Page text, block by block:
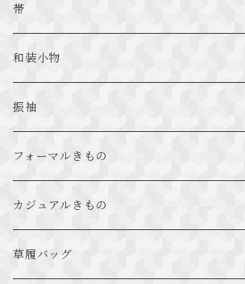
プレタ
絞り
特選浴衣
帯
袋帯
名古屋帯
半幅帯
京袋帯
兵児帯
和装小物
羽織紐
振袖
振袖レンタルパック
振袖袋帯
振袖草履バッグ
フォーマルきもの
フォーマル用袋帯
フォーマル用草履バッグ
カジュアルきもの
カジュアル帯
草履バッグ